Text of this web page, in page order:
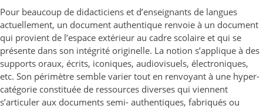
Pour beaucoup de didacticiens et d’enseignants de langues
actuellement, un document authentique renvoie à un document
qui provient de l’espace extérieur au cadre scolaire et qui se
présente dans son intégrité originelle. La notion s’applique à des
supports oraux, écrits, iconiques, audiovisuels, électroniques,
etc. Son périmètre semble varier tout en renvoyant à une hyper-
catégorie constituée de ressources diverses qui viennent
s’articuler aux documents semi- authentiques, fabriqués ou